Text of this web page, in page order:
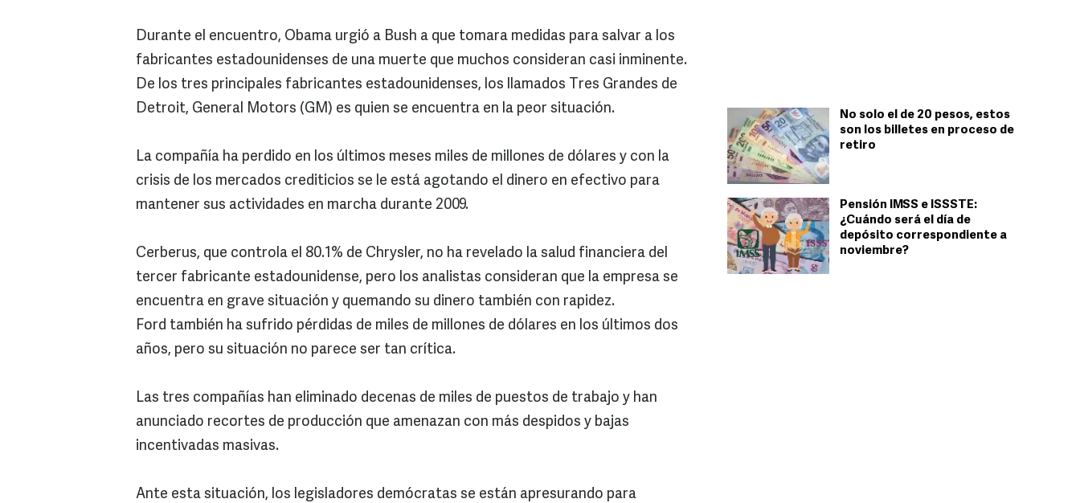
No solo el de 20 pesos, estos
son los billetes en proceso de
retiro
Pensión IMSS e ISSSTE:
¿Cuándo será el día de
depósito correspondiente a
noviembre?
Durante el encuentro, Obama urgió a Bush a que tomara medidas para salvar a los
fabricantes estadounidenses de una muerte que muchos consideran casi inminente.
De los tres principales fabricantes estadounidenses, los llamados Tres Grandes de
Detroit, General Motors (GM) es quien se encuentra en la peor situación.
La compañía ha perdido en los últimos meses miles de millones de dólares y con la
crisis de los mercados crediticios se le está agotando el dinero en efectivo para
mantener sus actividades en marcha durante 2009.
Cerberus, que controla el 80.1% de Chrysler, no ha revelado la salud financiera del
tercer fabricante estadounidense, pero los analistas consideran que la empresa se
encuentra en grave situación y quemando su dinero también con rapidez.
Ford también ha sufrido pérdidas de miles de millones de dólares en los últimos dos
años, pero su situación no parece ser tan crítica.
Las tres compañías han eliminado decenas de miles de puestos de trabajo y han
anunciado recortes de producción que amenazan con más despidos y bajas
incentivadas masivas.
Ante esta situación, los legisladores demócratas se están apresurando para